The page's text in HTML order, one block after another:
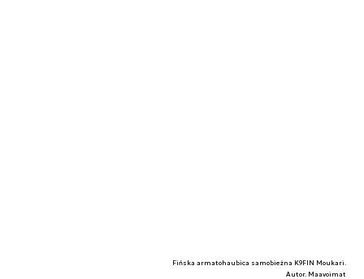
Fińska armatohaubica samobieżna K9FIN Moukari.
Autor. Maavoimat